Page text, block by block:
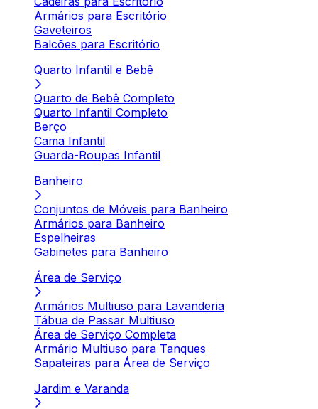
Armários para Escritório
Gaveteiros
Balcões para Escritório
Quarto Infantil e Bebê
Quarto de Bebê Completo
Quarto Infantil Completo
Berço
Cama Infantil
Guarda-Roupas Infantil
Banheiro
Conjuntos de Móveis para Banheiro
Armários para Banheiro
Espelheiras
Gabinetes para Banheiro
Área de Serviço
Armários Multiuso para Lavanderia
Tábua de Passar Multiuso
Área de Serviço Completa
Armário Multiuso para Tanques
Sapateiras para Área de Serviço
Jardim e Varanda